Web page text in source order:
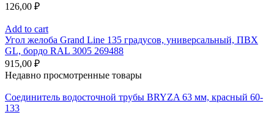
126,00 ₽
Add to cart
Угол желоба Grand Line 135 градусов, универсальный, ПВХ
GL, бордо RAL 3005 269488
915,00 ₽
Недавно просмотренные товары
Соединитель водосточной трубы BRYZA 63 мм, краcный 60-
133